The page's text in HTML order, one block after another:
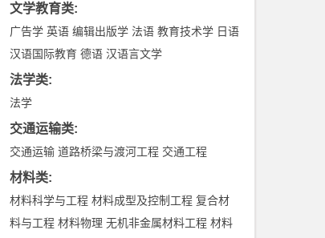
文学教育类:
广告学 英语 编辑出版学 法语 教育技术学 日语
汉语国际教育 德语 汉语言文学
法学类:
法学
交通运输类:
交通运输 道路桥梁与渡河工程 交通工程
材料类:
材料科学与工程 材料成型及控制工程 复合材
料与工程 材料物理 无机非金属材料工程 材料